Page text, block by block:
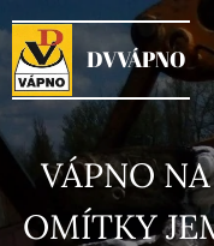
DVVÁPNO
VÁPNO
OMÍTKY